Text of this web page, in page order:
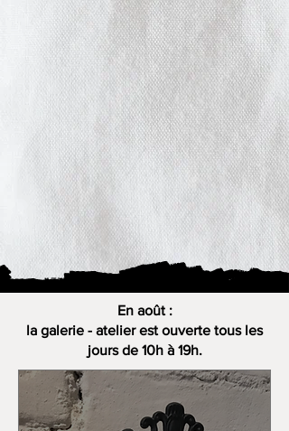
En août :
la galerie - atelier est ouverte tous les
jours de 10h à 19h.